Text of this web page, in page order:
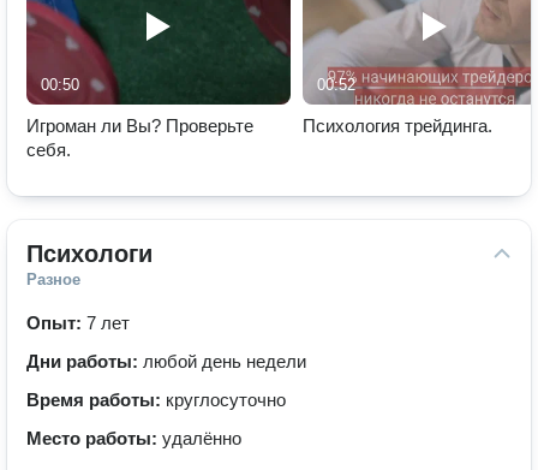
00:50
Игроман ли Вы? Проверьте
себя.
00:52
Психология трейдинга.
Психологи
Разное
Опыт: 7 лет
Дни работы: любой день недели
Время работы: круглосуточно
Место работы: удалённо